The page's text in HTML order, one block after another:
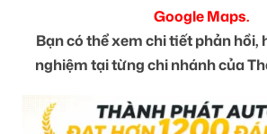
Google Maps.
Bạn có thể xem chi tiết phản hồi,
nghiệm tại từng chi nhánh của